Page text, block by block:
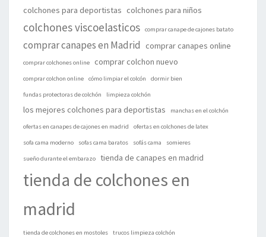
colchones para deportistas colchones para niños
colchones viscoelasticos comprar canape de cajones batato
comprar canapes en Madrid comprar canapes online
comprar colchones online comprar colchon nuevo
comprar colchon online cómo limpiar el colcón dormir bien
fundas protectoras de colchón limpieza colchón
los mejores colchones para deportistas manchas en el colchón
ofertas en canapes de cajones en madrid ofertas en colchones de latex
sofa cama moderno sofas cama baratos sofás cama somieres
sueño durante el embarazo tienda de canapes en madrid
tienda de colchones en
madrid
tienda de colchones en mostoles trucos limpieza colchón